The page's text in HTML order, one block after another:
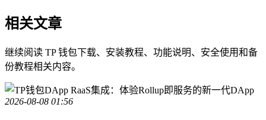
相关文章
继续阅读 TP 钱包下载、安装教程、功能说明、安全使用和备
份教程相关内容。
2026-08-08 01:56